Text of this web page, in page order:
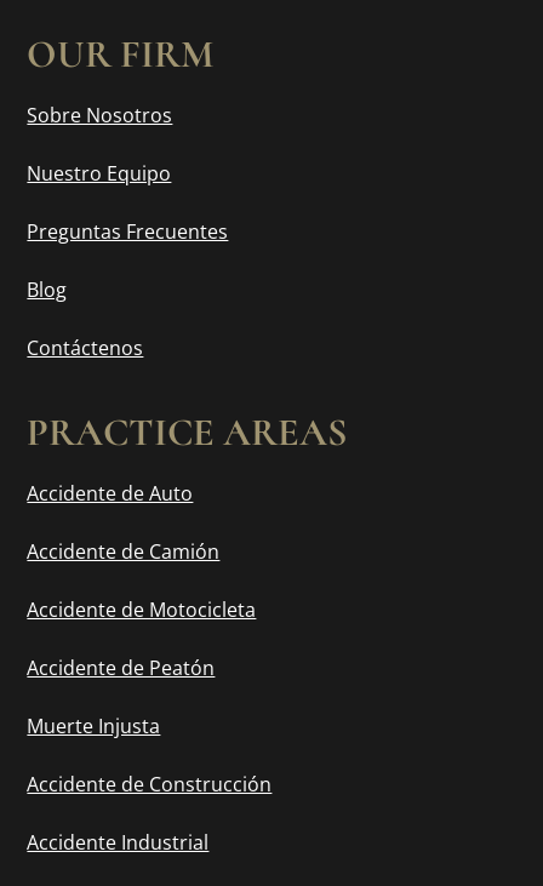
OUR FIRM
Sobre Nosotros
Nuestro Equipo
Preguntas Frecuentes
Blog
Contáctenos
PRACTICE AREAS
Accidente de Auto
Accidente de Camión
Accidente de Motocicleta
Accidente de Peatón
Muerte Injusta
Accidente de Construcción
Accidente Industrial